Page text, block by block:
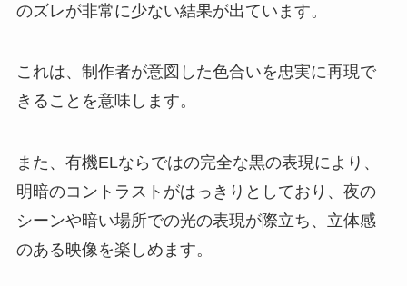
のズレが非常に少ない結果が出ています。
これは、制作者が意図した色合いを忠実に再現で
きることを意味します。
また、有機ELならではの完全な黒の表現により、
明暗のコントラストがはっきりとしており、夜の
シーンや暗い場所での光の表現が際立ち、立体感
のある映像を楽しめます。